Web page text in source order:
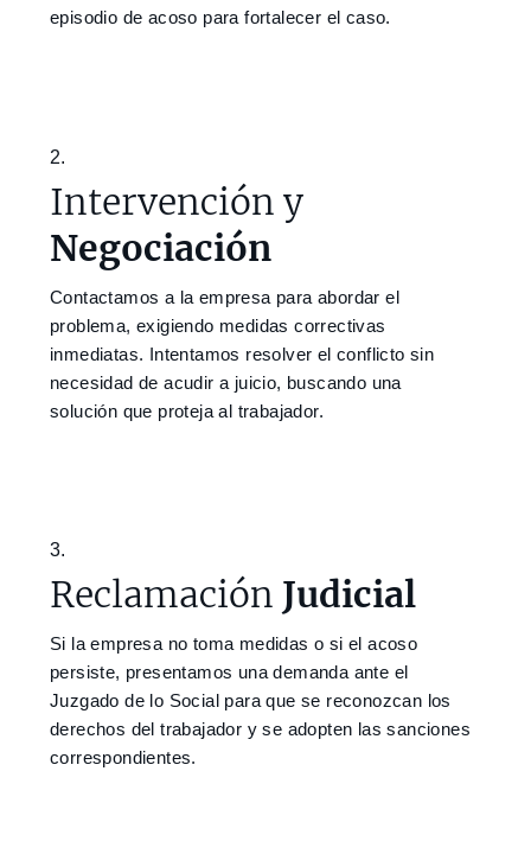
episodio de acoso para fortalecer el caso.
2.
Intervención y
Negociación
Contactamos a la empresa para abordar el
problema, exigiendo medidas correctivas
inmediatas. Intentamos resolver el conflicto sin
necesidad de acudir a juicio, buscando una
solución que proteja al trabajador.
3.
Reclamación Judicial
Si la empresa no toma medidas o si el acoso
persiste, presentamos una demanda ante el
Juzgado de lo Social para que se reconozcan los
derechos del trabajador y se adopten las sanciones
correspondientes.